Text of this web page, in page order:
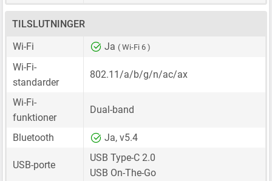
TILSLUTNINGER
Wi-Fi
Ja ( Wi-Fi 6 )
Wi-Fi-
standarder
802.11/a/b/g/n/ac/ax
Wi-Fi-
funktioner
Dual-band
Bluetooth Ja, v5.4
USB-porte
USB Type-C 2.0
USB On-The-Go